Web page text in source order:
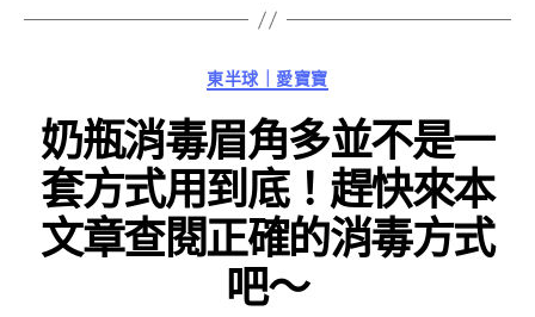
分
類
東半球｜愛寶寶
奶瓶消毒眉角多並不是一
套方式用到底！趕快來本
文章查閱正確的消毒方式
吧～